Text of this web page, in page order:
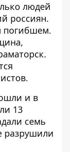
людей
россиян.
погибшем.
и в
13
семь
разрушили